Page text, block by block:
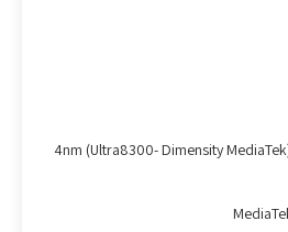
מעבד שמונה ליבות מתקדם (4nm (Ultra8300- Dimensity MediaTek